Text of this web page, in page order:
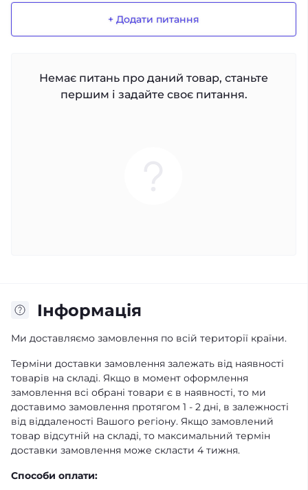
+ Додати питання
Немає питань про даний товар, станьте
першим і задайте своє питання.
Iнформація
Ми доставляємо замовлення по всій території країни.
Терміни доставки замовлення залежать від наявності
товарів на складі. Якщо в момент оформлення
замовлення всі обрані товари є в наявності, то ми
доставимо замовлення протягом 1 - 2 дні, в залежності
від віддаленості Вашого регіону. Якщо замовлений
товар відсутній на складі, то максимальний термін
доставки замовлення може скласти 4 тижня.
Способи оплати: